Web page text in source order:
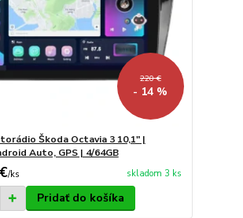
220 €
- 14 %
Škoda Octavia 3 10,1" |
Auto, GPS | 4/64GB
/ks skladom 3 ks
Pridať do košíka